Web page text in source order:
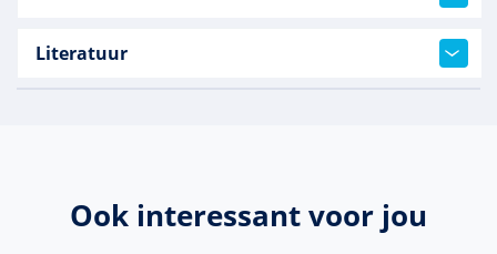
Literatuur
Ook interessant voor jou